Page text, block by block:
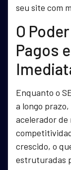
seu site com
O
Pagos
Enquanto o
a longo prazo,
acelerador de
crescido, o
estruturadas